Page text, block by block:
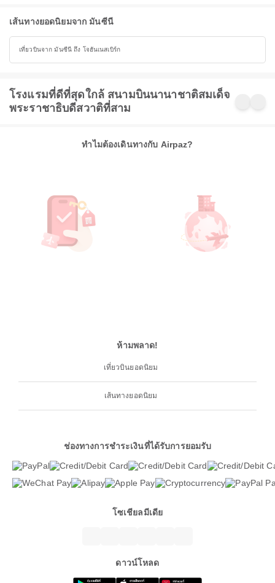
เส้นทางยอดนิยมจาก มันซีนี
เที่ยวบินจาก มันซีนี ถึง โจฮันเนสเบิร์ก
โรงแรมที่ดีที่สุดใกล้ สนามบินนานาชาติสมเด็จ
พระราชาธิบดีสวาติที่สาม
ทำไมต้องเดินทางกับ Airpaz?
ห้ามพลาด!
เที่ยวบินยอดนิยม
เส้นทางยอดนิยม
ช่องทางการชำระเงินที่ได้รับการยอมรับ
โซเชียลมีเดีย
ดาวน์โหลด